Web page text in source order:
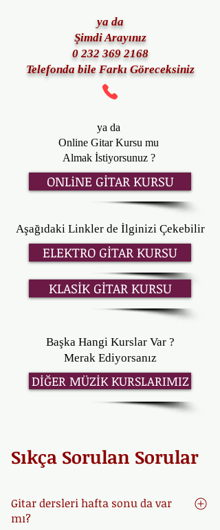
ya da
Şimdi Arayınız
0 232 369 2168
Telefonda bile Farkı Göreceksiniz
ya da
Online Gitar Kursu mu
Almak İstiyorsunuz ?
ONLiNE GİTAR KURSU
Aşağıdaki Linkler de İlginizi Çekebilir
ELEKTRO GİTAR KURSU
KLASİK GİTAR KURSU
Başka Hangi Kurslar Var ?
Merak Ediyorsanız
DİĞER MÜZİK KURSLARIMIZ
Sıkça Sorulan Sorular
Gitar dersleri hafta sonu da var
mı?